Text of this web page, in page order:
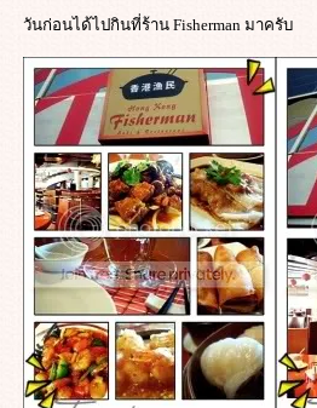
วันก่อนได้ไปกินที่ร้าน Fisherman มาครับ